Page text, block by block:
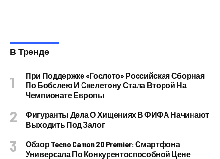
В Тренде
При Поддержке «Гослото» Российская Сборная
По Бобслею И Скелетону Стала Второй На
Чемпионате Европы
Фигуранты Дела О Хищениях В ФИФА Начинают
Выходить Под Залог
Обзор Tecno Camon 20 Premier: Смартфона
Универсала По Конкурентоспособной Цене